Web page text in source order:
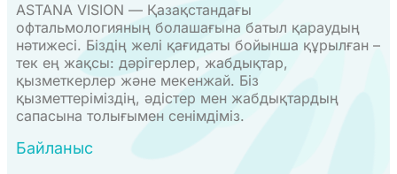
ASTANA VISION — Қазақстандағы
офтальмологияның болашағына батыл қараудың
нәтижесі. Біздің желі қағидаты бойынша құрылған –
тек ең жақсы: дәрігерлер, жабдықтар,
қызметкерлер және мекенжай. Біз
қызметтеріміздің, әдістер мен жабдықтардың
сапасына толығымен сенімдіміз.
Байланыс